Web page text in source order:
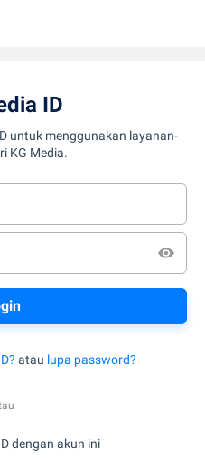
ID
untuk menggunakan layanan-
KG Media.
atau lupa password?
dengan akun ini